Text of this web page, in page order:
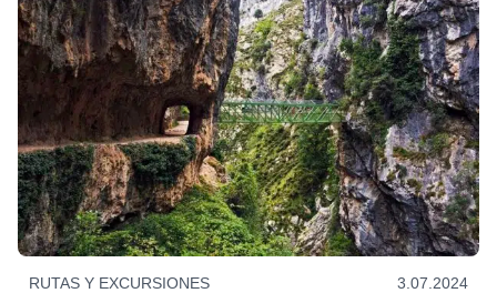
RUTAS Y EXCURSIONES 3.07.2024